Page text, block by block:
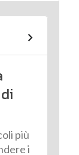
più
i